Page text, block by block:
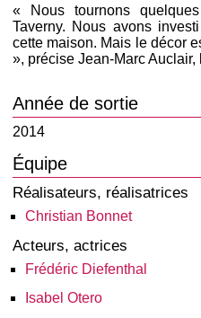
« Nous tournons
Taverny. Nous avons
cette maison. Mais le décor
», précise Jean-Marc
Année de sortie
2014
Équipe
Réalisateurs, réalisatrices
Christian Bonnet
Acteurs, actrices
Frédéric Diefenthal
Isabel Otero